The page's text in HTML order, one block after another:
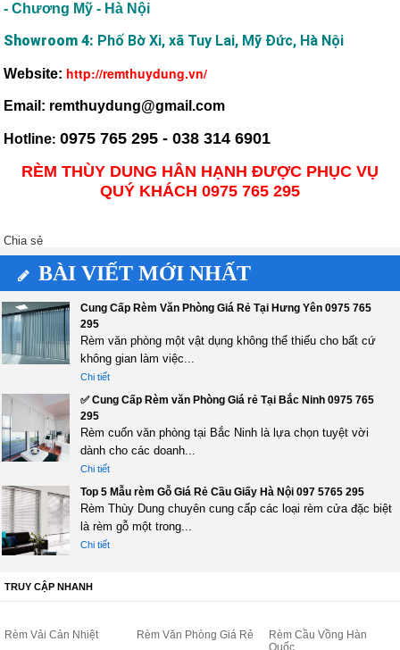
- Chương Mỹ - Hà Nội
Showroom 4: Phố Bờ Xi, xã Tuy Lai, Mỹ Đức, Hà Nội
Website: http://remthuydung.vn/
Email: remthuydung@gmail.com
Hotline:0975 765 295 - 038 314 6901
RÈM THÙY DUNG HÂN HẠNH ĐƯỢC PHỤC VỤ
QUÝ KHÁCH 0975 765 295
Chia sẻ
BÀI VIẾT MỚI NHẤT
Cung Cấp Rèm Văn Phòng Giá Rẻ Tại Hưng Yên 0975 765
295
Rèm văn phòng một vật dụng không thể thiếu cho bất cứ
không gian làm việc...
Chi tiết
✅ Cung Cấp Rèm văn Phòng Giá rẻ Tại Bắc Ninh 0975 765
295
Rèm cuốn văn phòng tại Bắc Ninh là lựa chọn tuyệt vời
dành cho các doanh...
Chi tiết
Top 5 Mẫu rèm Gỗ Giá Rẻ Cầu Giấy Hà Nội 097 5765 295
Rèm Thùy Dung chuyên cung cấp các loại rèm cửa đặc biệt
là rèm gỗ một trong...
Chi tiết
TRUY CẬP NHANH
Rèm Vải Cản Nhiệt Rèm Văn Phòng Giá Rẻ
Rèm Cầu Vồng Hàn